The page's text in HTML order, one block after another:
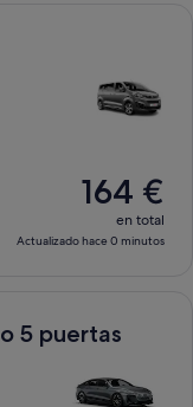
164 €
en total
Actualizado hace 0 minutos
5 puertas